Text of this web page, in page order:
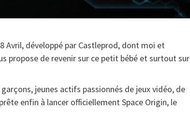
Avril, développé par Castleprod, dont moi et
propose de revenir sur ce petit bébé et surtout sur
jeunes actifs passionnés de jeux vidéo, de
enfin à lancer officiellement Space Origin, le